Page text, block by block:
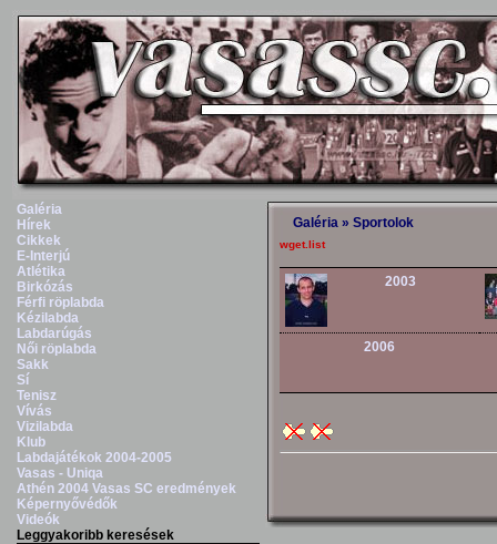
Galéria
Hírek
Cikkek
E-Interjú
Atlétika
Birkózás
Férfi röplabda
Kézilabda
Labdarúgás
Női röplabda
Sakk
Sí
Tenisz
Vívás
Vizilabda
Klub
Labdajátékok 2004-2005
Vasas - Uniqa
Athén 2004 Vasas SC eredmények
Képernyővédők
Videók
Leggyakoribb keresések
Galéria » Sportolok
wget.list
2003
2006